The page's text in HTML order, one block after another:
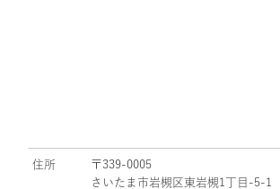
住所
〒339-0005
さいたま市岩槻区東岩槻1丁目-5-